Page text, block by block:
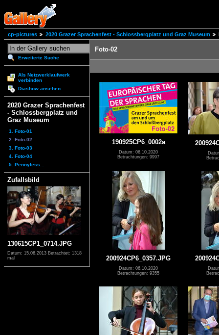
cp-pictures 2020 Grazer Sprachenfest - Schlossbergplatz und Graz Museum
Erweiterte Suche
Als Netzwerklaufwerk
verbinden
Diashow ansehen
2020 Grazer Sprachenfest
- Schlossbergplatz und
Graz Museum
1. Foto-01
2. Foto-02
3. Foto-03
4. Foto-04
5. Pennyless...
Zufallsbild
130615CP1_0714.JPG
Datum: 15.06.2013 Betrachtet: 1318
mal
Foto-02
190925CP6_0002a
Datum: 06.10.2020
Betrachtungen: 9997
200924CP6_0357.JPG
Datum: 06.10.2020
Betrachtungen: 9355